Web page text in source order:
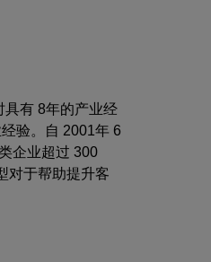
具有 8年的产业经
验。自 2001年 6
企业超过 300
对于帮助提升客